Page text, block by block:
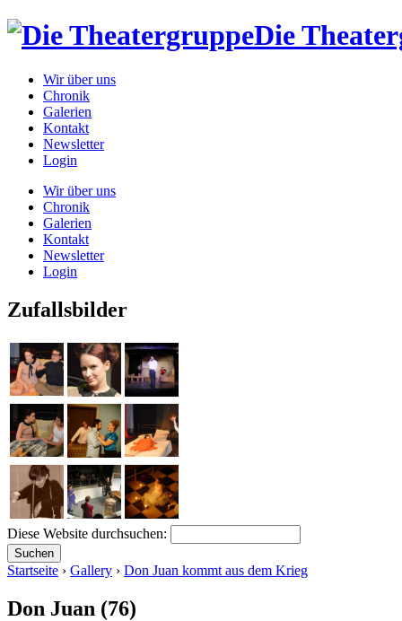
Die
Wir über uns
Chronik
Galerien
Kontakt
Newsletter
Login
Wir über uns
Chronik
Galerien
Kontakt
Newsletter
Login
Zufallsbilder
Diese Website durchsuchen:
Startseite › Gallery › Don Juan kommt aus dem Krieg
Don Juan (76)